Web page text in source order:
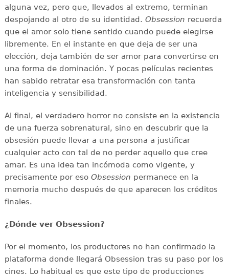
alguna vez, pero que, llevados al extremo, terminan
despojando al otro de su identidad. Obsession recuerda
que el amor solo tiene sentido cuando puede elegirse
libremente. En el instante en que deja de ser una
elección, deja también de ser amor para convertirse en
una forma de dominación. Y pocas películas recientes
han sabido retratar esa transformación con tanta
inteligencia y sensibilidad.
Al final, el verdadero horror no consiste en la existencia
de una fuerza sobrenatural, sino en descubrir que la
obsesión puede llevar a una persona a justificar
cualquier acto con tal de no perder aquello que cree
amar. Es una idea tan incómoda como vigente, y
precisamente por eso Obsession permanece en la
memoria mucho después de que aparecen los créditos
finales.
¿Dónde ver Obsession?
Por el momento, los productores no han confirmado la
plataforma donde llegará Obsession tras su paso por los
cines. Lo habitual es que este tipo de producciones